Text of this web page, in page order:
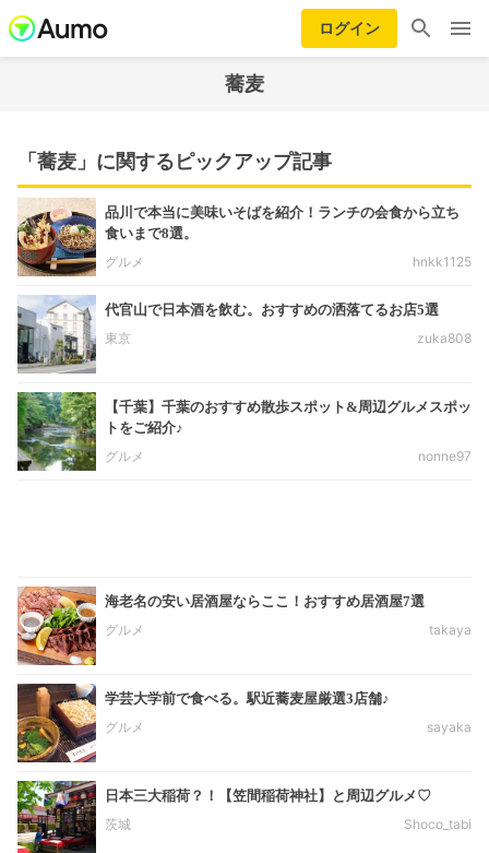
ログイン
蕎麦
「蕎麦」に関するピックアップ記事
品川で本当に美味いそばを紹介！ランチの会食から立ち
食いまで8選。
グルメ
hnkk1125
代官山で日本酒を飲む。おすすめの洒落てるお店5選
東京
zuka808
【千葉】千葉のおすすめ散歩スポット&周辺グルメスポッ
トをご紹介♪
グルメ
nonne97
海老名の安い居酒屋ならここ！おすすめ居酒屋7選
グルメ
takaya
学芸大学前で食べる。駅近蕎麦屋厳選3店舗♪
グルメ
sayaka
日本三大稲荷？！【笠間稲荷神社】と周辺グルメ♡
茨城
Shoco_tabi